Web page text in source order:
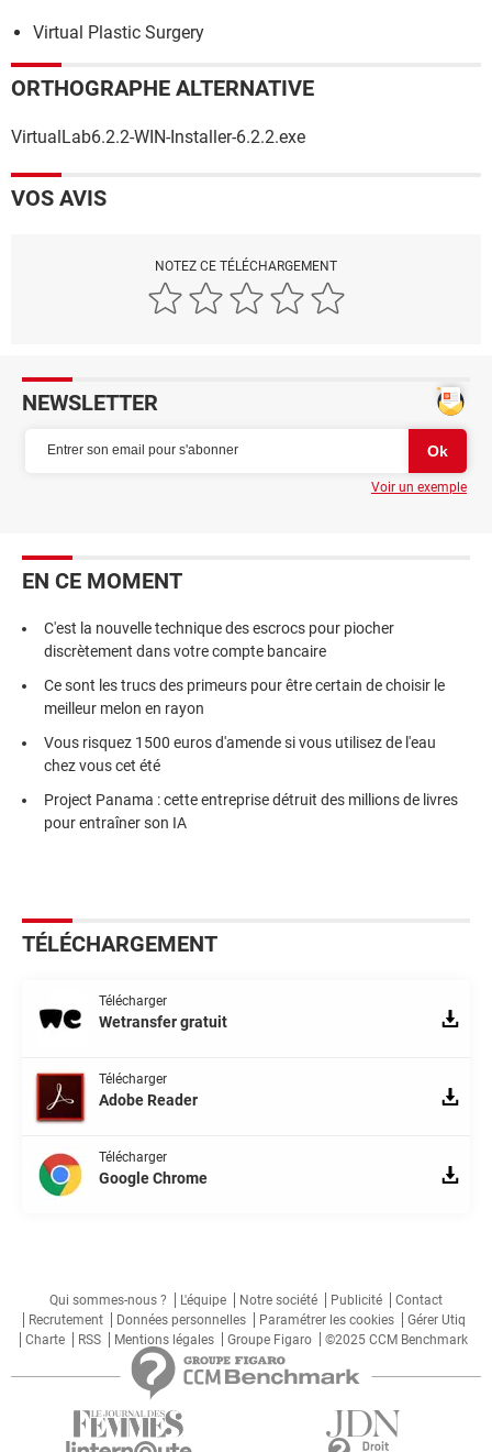
Virtual Plastic Surgery
ORTHOGRAPHE ALTERNATIVE
VirtualLab6.2.2-WIN-Installer-6.2.2.exe
VOS AVIS
NOTEZ CE TÉLÉCHARGEMENT
NEWSLETTER
Voir un exemple
EN CE MOMENT
C'est la nouvelle technique des escrocs pour piocher
discrètement dans votre compte bancaire
Ce sont les trucs des primeurs pour être certain de choisir le
meilleur melon en rayon
Vous risquez 1500 euros d'amende si vous utilisez de l'eau
chez vous cet été
Project Panama : cette entreprise détruit des millions de livres
pour entraîner son IA
TÉLÉCHARGEMENT
Télécharger
Wetransfer gratuit
Télécharger
Adobe Reader
Télécharger
Google Chrome
Qui sommes-nous ? L'équipe Notre société Publicité
Contact
Recrutement
Données personnelles Paramétrer les cookies
Gérer Utiq
Charte
RSS Mentions légales Groupe Figaro ©2025 CCM Benchmark